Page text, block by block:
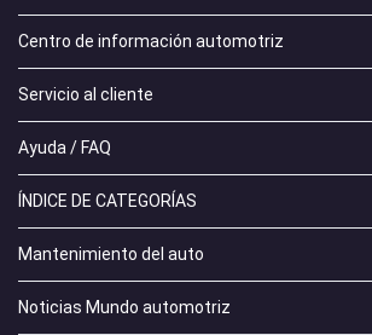
Centro de información automotriz
Servicio al cliente
Ayuda / FAQ
ÍNDICE DE CATEGORÍAS
Mantenimiento del auto
Noticias Mundo automotriz